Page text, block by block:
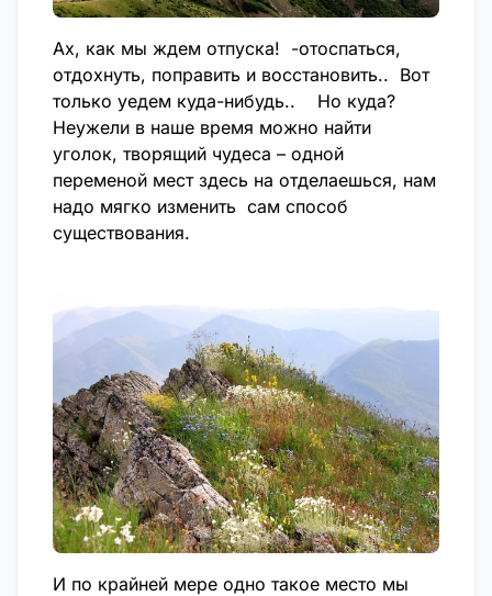
Ах, как мы ждем отпуска! -отоспаться,
отдохнуть, поправить и восстановить.. Вот
только уедем куда-нибудь.. Но куда?
Неужели в наше время можно найти
уголок, творящий чудеса – одной
переменой мест здесь на отделаешься, нам
надо мягко изменить сам способ
существования.
И по крайней мере одно такое место мы